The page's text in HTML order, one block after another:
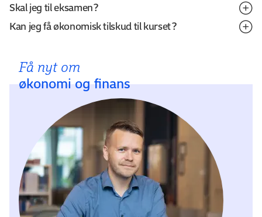
Hvis du gerne vil læse en akademiuddannelse, så skal
du opfylde de krav, der stilles til din
have:
En relevant erhvervsuddannelse
en gymnasial uddannelse + mindst to års relevant
erhvervserfaring efter afsluttet uddannelse
Relevant erhvervserfaring behøver ikke at være knyttet
til samme faglighed som det fag, du søger ind på. Hvis
du fx vil læse faget projektledelse, behøver du ikke at
have været projektleder i to år forinden, men du skal
Skal jeg til eksamen?
Ja, du afslutter kurset med en eksamen.
Eksamenen er en fire timers skriftlig prøve og er med
intern censur.
Kan jeg få økonomisk tilskud til kurset?
mange af vores kurser og uddannelser. Du kan fx søge
om et tilskud viaOmstillingsfonden, hos
Kompetencefondene, Tryghedspuljen eller SVU-
Læs mere om økonomisk tilskud
Få nyt om
økonomi og finans